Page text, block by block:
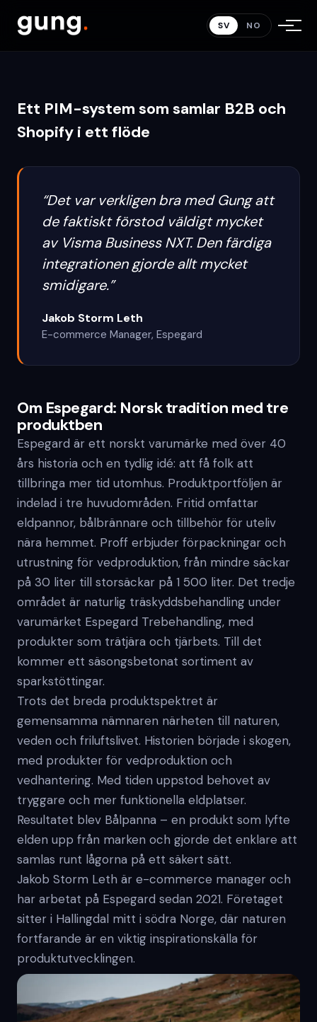
SV NO
ett flöde
Ett PIM-system som samlar B2B och
Shopify i ett flöde
“Det var verkligen bra med Gung att
de faktiskt förstod väldigt mycket
av Visma Business NXT. Den färdiga
integrationen gjorde allt mycket
smidigare.”
Jakob Storm Leth
E-commerce Manager, Espegard
Om Espegard: Norsk tradition med tre
produktben
Espegard är ett norskt varumärke med över 40
års historia och en tydlig idé: att få folk att
tillbringa mer tid utomhus. Produktportföljen är
indelad i tre huvudområden. Fritid omfattar
eldpannor, bålbrännare och tillbehör för uteliv
nära hemmet. Proff erbjuder förpackningar och
utrustning för vedproduktion, från mindre säckar
på 30 liter till storsäckar på 1 500 liter. Det tredje
området är naturlig träskyddsbehandling under
varumärket Espegard Trebehandling, med
produkter som trätjära och tjärbets. Till det
kommer ett säsongsbetonat sortiment av
sparkstöttingar.
Trots det breda produktspektret är
gemensamma nämnaren närheten till naturen,
veden och friluftslivet. Historien började i skogen,
med produkter för vedproduktion och
vedhantering. Med tiden uppstod behovet av
tryggare och mer funktionella eldplatser.
Resultatet blev Bålpanna – en produkt som lyfte
elden upp från marken och gjorde det enklare att
samlas runt lågorna på ett säkert sätt.
Jakob Storm Leth är e-commerce manager och
har arbetat på Espegard sedan 2021. Företaget
sitter i Hallingdal mitt i södra Norge, där naturen
fortfarande är en viktig inspirationskälla för
produktutvecklingen.